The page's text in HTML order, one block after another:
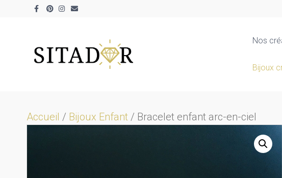
Facebook
PinterestInstagram
Email
Nos
Bijoux
Accueil / Bijoux Enfant / Bracelet enfant arc-en-ciel